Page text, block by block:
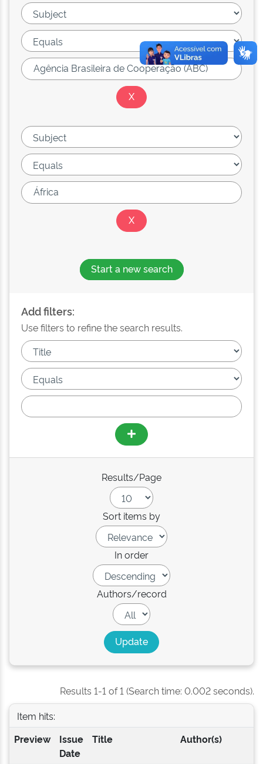
Start a new search
Add filters:
Use filters to refine the search results.
Results/Page
Sort items by
In order
Authors/record
Results 1-1 of 1 (Search time: 0.002 seconds).
Item hits:
Preview
Issue
Date
Title Author(s)